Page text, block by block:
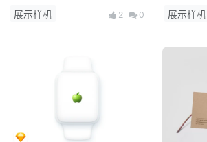
Mockup PSD
展示样机 2 0
展示样机